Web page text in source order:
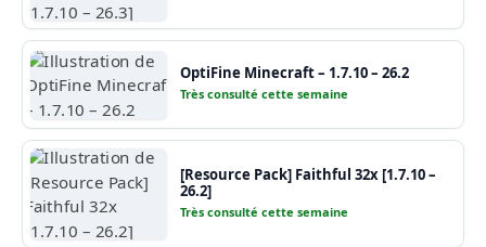
OptiFine Minecraft – 1.7.10 – 26.2
Très consulté cette semaine
[Resource Pack] Faithful 32x [1.7.10 –
26.2]
Très consulté cette semaine